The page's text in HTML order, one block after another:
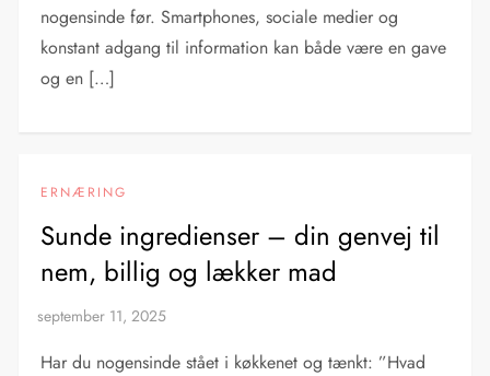
nogensinde før. Smartphones, sociale medier og
konstant adgang til information kan både være en gave
og en […]
ERNÆRING
Sunde ingredienser – din genvej til
nem, billig og lækker mad
Har du nogensinde stået i køkkenet og tænkt: ”Hvad